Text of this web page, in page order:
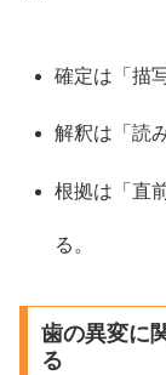
確定は「描
解釈は「読
根拠は「直
る。
歯の異変に
る